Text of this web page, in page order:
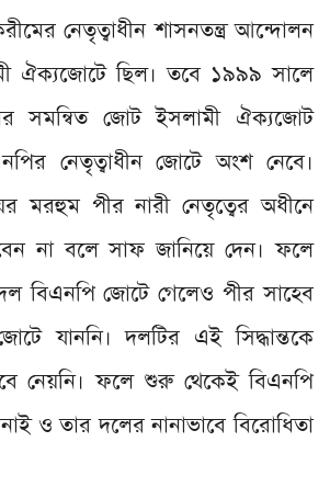
নেতৃত্বাধীন শাসনতন্ত্র আন্দোলন
ঐক্যজোটে ছিল। তবে ১৯৯৯ সালে
সমন্বিত জোট ইসলামী ঐক্যজোট
নেতৃত্বাধীন জোটে অংশ নেবে।
মরহুম পীর নারী নেতৃত্বের অধীনে
না বলে সাফ জানিয়ে দেন। ফলে
বিএনপি জোটে গেলেও পীর সাহেব
যাননি। দলটির এই সিদ্ধান্তকে
নেয়নি। ফলে শুরু থেকেই বিএনপি
ও তার দলের নানাভাবে বিরোধিতা